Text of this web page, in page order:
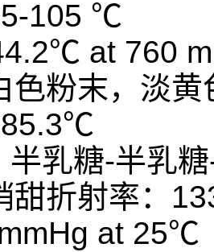
105 ℃
at 760
粉末，淡黄
半乳糖-半乳
折射率：
at 25℃